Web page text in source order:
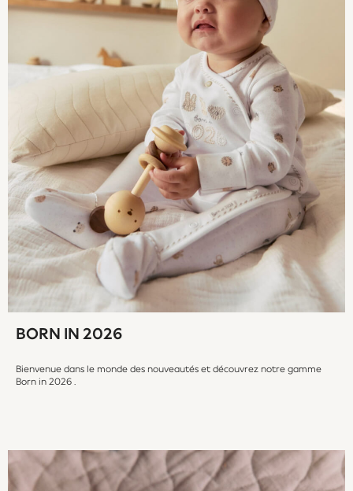
Gaming
Spider man
New In
Trainers
Hoodies & Sweatshirts
T-Shirts & Vests
Leggings
Swim
adidas
All Girls Brands
Lipsy Girl
Boden
Joules
Little Bird by Jools Oliver
Baker by Ted Baker
Occasionwear
Schoolwear
Flower Girl
Bridesmaid
BOYS
New In
BORN IN 2026
Bienvenue dans le monde des nouveautés et découvrez notre gamme
Born in 2026 .